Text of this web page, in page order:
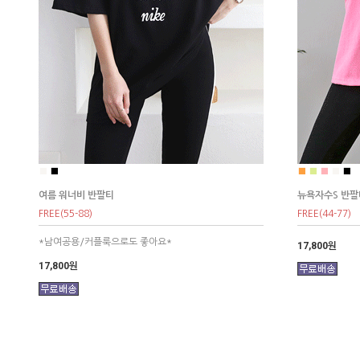
■
여름 워너비 반팔티
FREE(55-88)
*남여공용/커플룩으로도 좋아요*
17,800원
■ ■ ■ ■
뉴욕자수S 반팔
FREE(44-77)
17,800원